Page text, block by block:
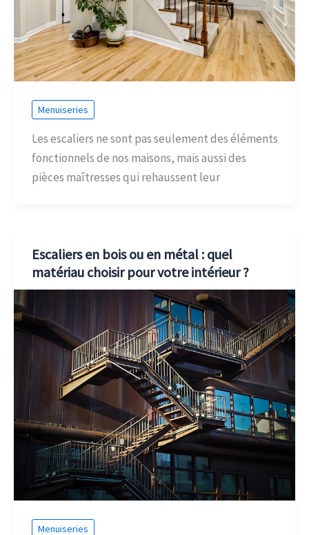
Menuiseries
Les escaliers ne sont pas seulement des éléments
fonctionnels de nos maisons, mais aussi des
pièces maîtresses qui rehaussent leur
Escaliers en bois ou en métal : quel
matériau choisir pour votre intérieur ?
Menuiseries